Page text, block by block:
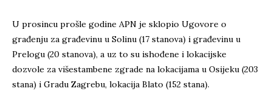
U prosincu prošle godine APN je sklopio Ugovore o
građenju za građevinu u Solinu (17 stanova) i građevinu u
Prelogu (20 stanova), a uz to su ishođene i lokacijske
dozvole za višestambene zgrade na lokacijama u Osijeku (203
stana) i Gradu Zagrebu, lokacija Blato (152 stana).